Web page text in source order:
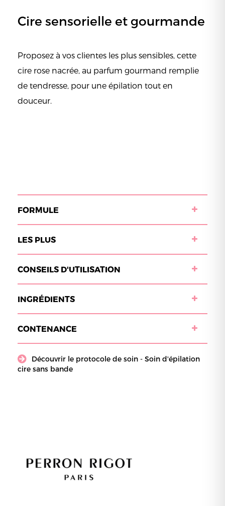
Cire sensorielle et gourmande
Proposez à vos clientes les plus sensibles, cette
cire rose nacrée, au parfum gourmand remplie
de tendresse, pour une épilation tout en
douceur.
FORMULE
LES PLUS
CONSEILS D'UTILISATION
INGRÉDIENTS
CONTENANCE
Découvrir le protocole de soin - Soin d'épilation
cire sans bande